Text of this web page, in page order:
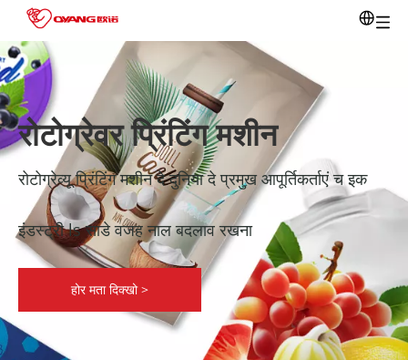
रोटोग्रेवर प्रिंटिंग मशीन
रोटोग्रेव्यू प्रिंटिंग मशीन दे दुनिया दे प्रमुख आपूर्तिकर्ताएं च इक
इंडस्ट्री ls साडे वजह नाल बदलाव रखना
होर मता दिक्खो >